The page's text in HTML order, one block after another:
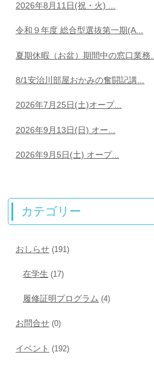
2026年8月11日(祝・火) ...
令和９年度 総合型選抜第一期(A...
夏期休暇（お盆）期間中の窓口業務...
8/1安治川部屋おかみの奮闘記講...
2026年7月25日(土)オープ...
2026年9月13日(日) オー...
2026年9月5日(土) オープ...
カテゴリー
おしらせ (191)
在学生 (17)
履修証明プログラム (4)
お問合せ (0)
イベント (192)